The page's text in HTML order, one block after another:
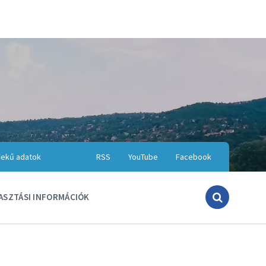
Facebook
YouTube
RSS
adatok
INFORMÁCIÓK